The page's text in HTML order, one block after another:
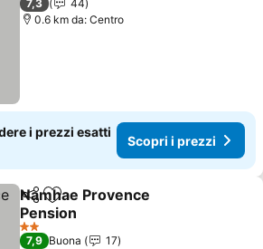
7,3
44
0.6 km da: Centro
i prezzi esatti
Scopri i prezzi
CondividiAggiungi ai preferiti
Namhae Provence
Pension
Scopri i prezzi
2 Stelle
7,9 Buona
17